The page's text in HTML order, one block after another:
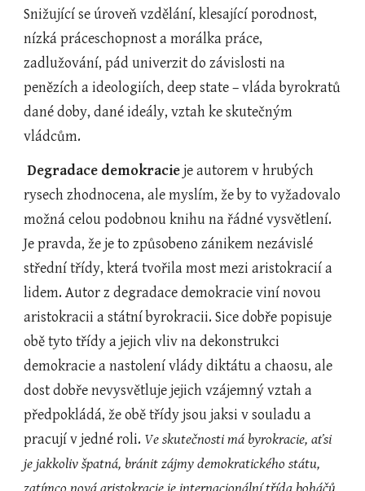
Snižující se úroveň vzdělání, klesající porodnost,
nízká práceschopnost a morálka práce,
zadlužování, pád univerzit do závislosti na
penězích a ideologiích, deep state – vláda byrokratů
dané doby, dané ideály, vztah ke skutečným
vládcům.
Degradace demokracie je autorem v hrubých
rysech zhodnocena, ale myslím, že by to vyžadovalo
možná celou podobnou knihu na řádné vysvětlení.
Je pravda, že je to způsobeno zánikem nezávislé
střední třídy, která tvořila most mezi aristokracií a
lidem. Autor z degradace demokracie viní novou
aristokracii a státní byrokracii. Sice dobře popisuje
obě tyto třídy a jejich vliv na dekonstrukci
demokracie a nastolení vlády diktátu a chaosu, ale
dost dobře nevysvětluje jejich vzájemný vztah a
předpokládá, že obě třídy jsou jaksi v souladu a
pracují v jedné roli. Ve skutečnosti má byrokracie, aťsi
je jakkoliv špatná, bránit zájmy demokratického státu,